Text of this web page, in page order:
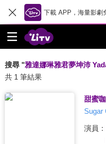
下載 APP，海量影劇
搜尋 "雅達娜琳雅君夢坤沛
共 1 筆結果
甜蜜
Sugar
演員：